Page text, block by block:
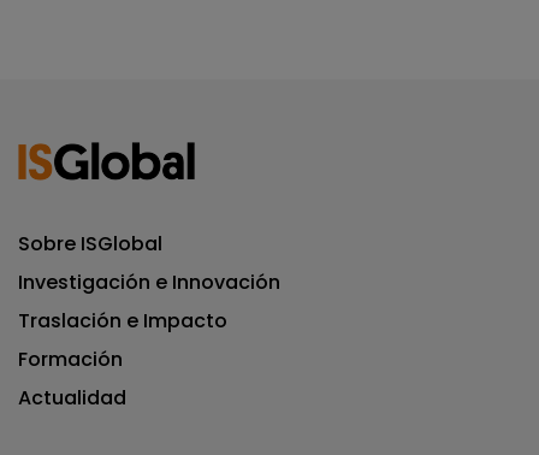
Sobre ISGlobal
Investigación e Innovación
Traslación e Impacto
Formación
Actualidad